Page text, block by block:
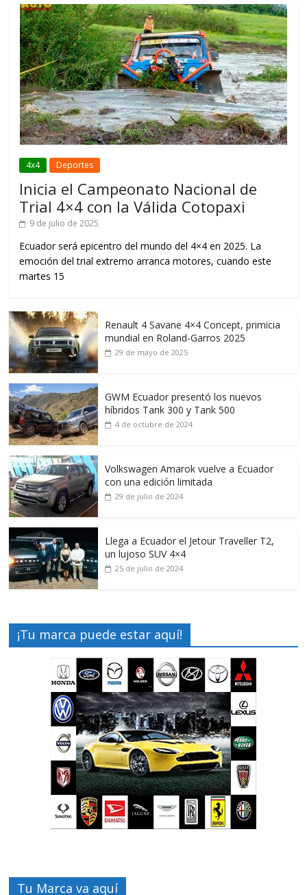
4x4 Deportes
Inicia el Campeonato Nacional de
Trial 4×4 con la Válida Cotopaxi
9 de julio de 2025
Ecuador será epicentro del mundo del 4×4 en 2025. La
emoción del trial extremo arranca motores, cuando este
martes 15
Renault 4 Savane 4×4 Concept, primicia
mundial en Roland-Garros 2025
29 de mayo de 2025
GWM Ecuador presentó los nuevos
híbridos Tank 300 y Tank 500
4 de octubre de 2024
Volkswagen Amarok vuelve a Ecuador
con una edición limitada
29 de julio de 2024
Llega a Ecuador el Jetour Traveller T2,
un lujoso SUV 4×4
25 de julio de 2024
¡Tu marca puede estar aquí!
Tu Marca va aquí